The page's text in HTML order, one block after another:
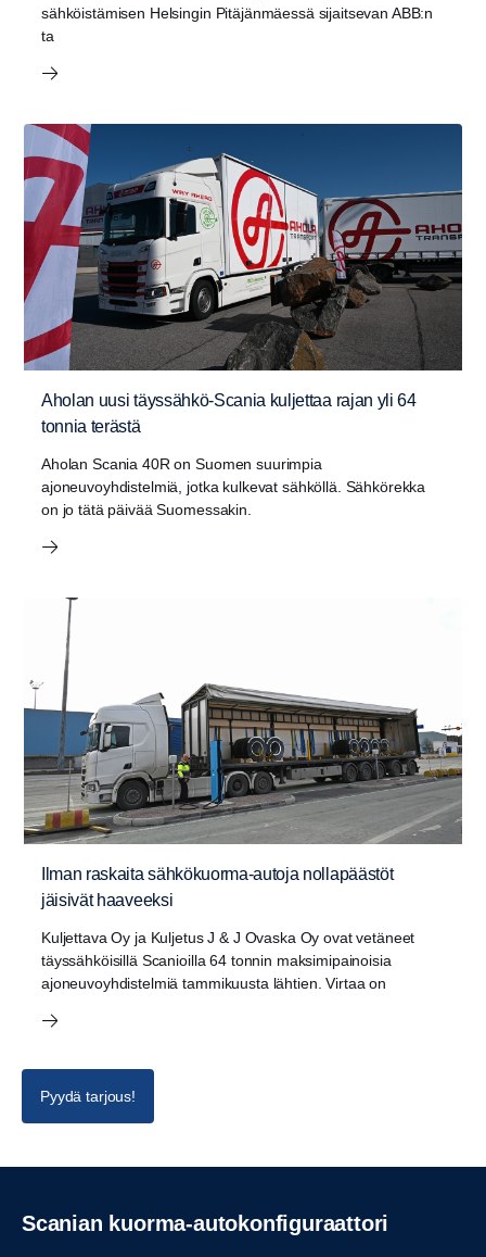
sähköistämisen Helsingin Pitäjänmäessä sijaitsevan ABB:n
ta
Aholan uusi täyssähkö-Scania kuljettaa rajan yli 64
tonnia terästä
Aholan Scania 40R on Suomen suurimpia
ajoneuvoyhdistelmiä, jotka kulkevat sähköllä. Sähkörekka
on jo tätä päivää Suomessakin.
Ilman raskaita sähkökuorma-autoja nollapäästöt
jäisivät haaveeksi
Kuljettava Oy ja Kuljetus J & J Ovaska Oy ovat vetäneet
täyssähköisillä Scanioilla 64 tonnin maksimipainoisia
ajoneuvoyhdistelmiä tammikuusta lähtien. Virtaa on
Pyydä tarjous!
Scanian kuorma-autokonfiguraattori